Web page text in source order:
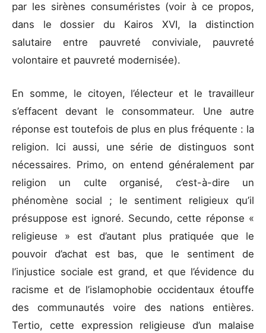
par les sirènes consuméristes (voir à ce propos,
dans le dossier du Kairos XVI, la distinction
salutaire entre pauvreté conviviale, pauvreté
volontaire et pauvreté modernisée).
En somme, le citoyen, l’électeur et le travailleur
s’effacent devant le consommateur. Une autre
réponse est toutefois de plus en plus fréquente : la
religion. Ici aussi, une série de distinguos sont
nécessaires. Primo, on entend généralement par
religion un culte organisé, c’est-à-dire un
phénomène social ; le sentiment religieux qu’il
présuppose est ignoré. Secundo, cette réponse «
religieuse » est d’autant plus pratiquée que le
pouvoir d’achat est bas, que le sentiment de
l’injustice sociale est grand, et que l’évidence du
racisme et de l’islamophobie occidentaux étouffe
des communautés voire des nations entières.
Tertio, cette expression religieuse d’un malaise